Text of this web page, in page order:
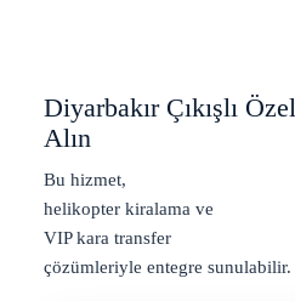
Diyarbakır Çıkışlı
Alın
Bu hizmet,
helikopter kiralama ve
VIP kara transfer
çözümleriyle entegre sunulabilir.